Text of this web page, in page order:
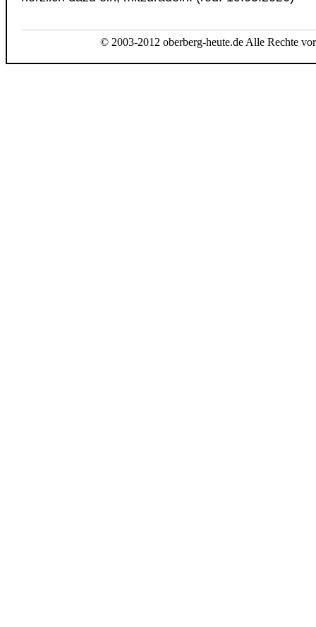
© 2003-2012 oberberg-heute.de Alle Rechte